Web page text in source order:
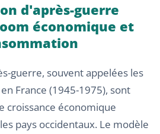
d'après-guerre
économique et
guerre, souvent appelées les
en France (1945-1975), sont
croissance économique
pays occidentaux. Le modèle